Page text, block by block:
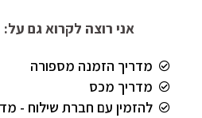
אני רוצה לקרוא גם על:
מדריך הזמנה מספורה
מדריך מכס
להזמין עם חברת שילוח -